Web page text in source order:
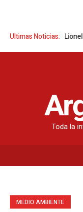
Ultimas Noticias:
a Lionel y su
Toda la
MEDIO AMBIENTE